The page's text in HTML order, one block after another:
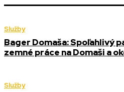
Služby
Bager Domaša: Spoľahlivý
zemné práce na Domaši a
Služby